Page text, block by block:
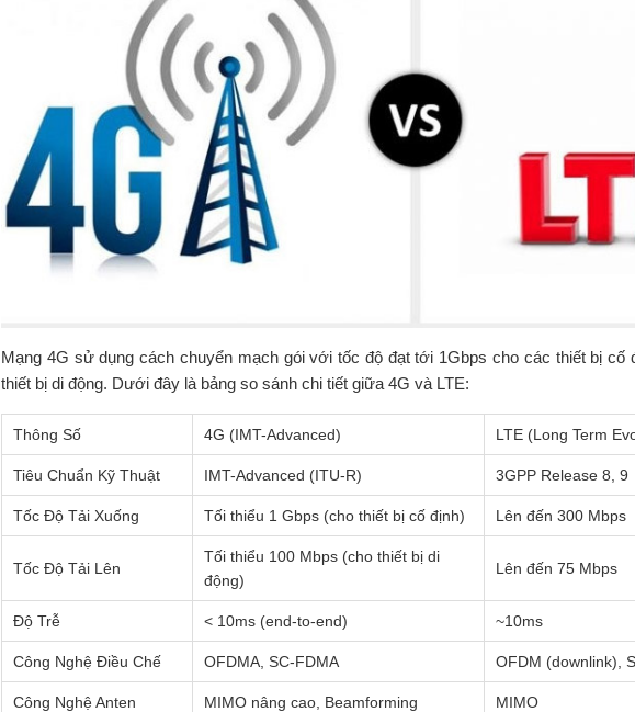
Mạng 4G sử dụng cách chuyển mạch gói với tốc độ đạt tới 1Gbps cho các thiết bị cố
thiết bị di động. Dưới đây là bảng so sánh chi tiết giữa 4G và LTE:
Thông Số 4G (IMT-Advanced) LTE (Long Term
Tiêu Chuẩn Kỹ Thuật IMT-Advanced (ITU-R) 3GPP Release 8, 9
Tốc Độ Tải Xuống Tối thiểu 1 Gbps (cho thiết bị cố định) Lên đến 300 Mbps
Tốc Độ Tải Lên
Tối thiểu 100 Mbps (cho thiết bị di
động)
Lên đến 75 Mbps
Độ Trễ < 10ms (end-to-end) ~10ms
Công Nghệ Điều Chế OFDMA, SC-FDMA OFDM (downlink),
Công Nghệ Anten MIMO nâng cao, Beamforming MIMO